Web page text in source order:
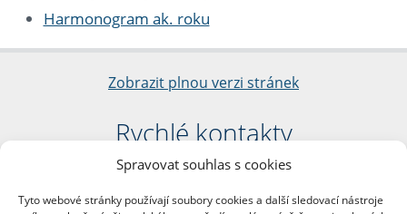
Spravovat souhlas s cookies
Tyto webové stránky používají soubory cookies a další sledovací nástroje
Harmonogram ak. roku
Zobrazit plnou verzi stránek
Rychlé kontakty
Filozofická fakulta
nám. Jana Palacha 1/2